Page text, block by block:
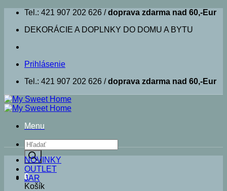
Skip
content
Tel.: 421 907 202 626 /doprava zdarma nad 60,-Eur
DEKORÁCIE A DOPLNKY DO DOMU A BYTU
Prihlásenie
Tel.: 421 907 202 626 /doprava zdarma nad 60,-Eur
Menu
Products
search
0
Košík
NOVINKY
OUTLET
JAR